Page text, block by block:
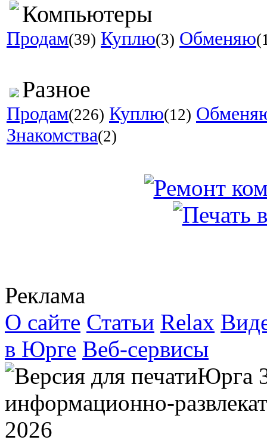
Компьютеры
Продам(39) Куплю(3) Обменяю
Разное
Продам(226) Куплю(12)
Знакомства(2)
Реклама
О сайте Статьи Relax
в Юрге Веб-сервисы
Юрга
информационно-
2026